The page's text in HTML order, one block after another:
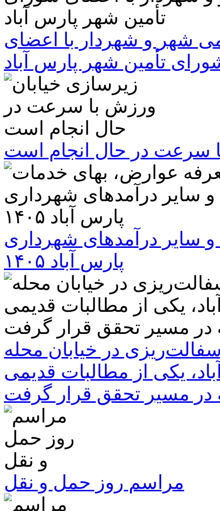
شهر و شهردار با اعضای
تأمین شهر پارس آباد
سرعت در حال انجام است
سایر درآمدهای شهرداری
پارس آباد ۱۴۰۵
در خیابان محله
یکی از مطالبات قدیمی
در مسیر تحقق قرار گرفت
مراسم روز حمل و نقل